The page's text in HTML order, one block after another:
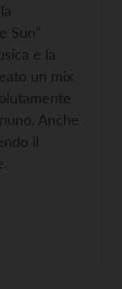
Sun”
e la
un mix
Anche
il